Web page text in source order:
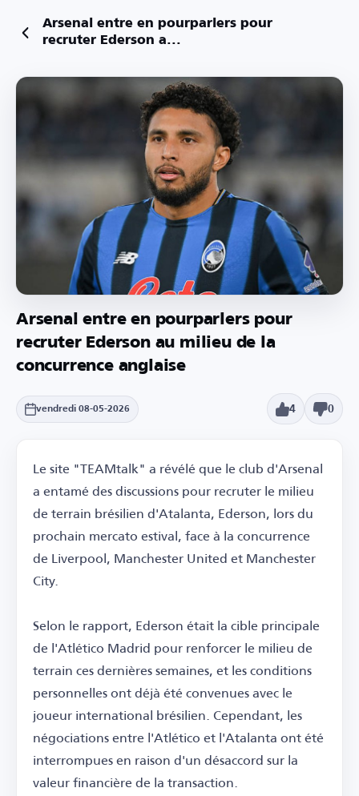
Arsenal entre en pourparlers pour
recruter Ederson a...
Arsenal entre en pourparlers pour
recruter Ederson au milieu de la
concurrence anglaise
vendredi 08-05-2026 4 0
Le site "TEAMtalk" a révélé que le club d'Arsenal
a entamé des discussions pour recruter le milieu
de terrain brésilien d'Atalanta, Ederson, lors du
prochain mercato estival, face à la concurrence
de Liverpool, Manchester United et Manchester
City.
Selon le rapport, Ederson était la cible principale
de l'Atlético Madrid pour renforcer le milieu de
terrain ces dernières semaines, et les conditions
personnelles ont déjà été convenues avec le
joueur international brésilien. Cependant, les
négociations entre l'Atlético et l'Atalanta ont été
interrompues en raison d'un désaccord sur la
valeur financière de la transaction.